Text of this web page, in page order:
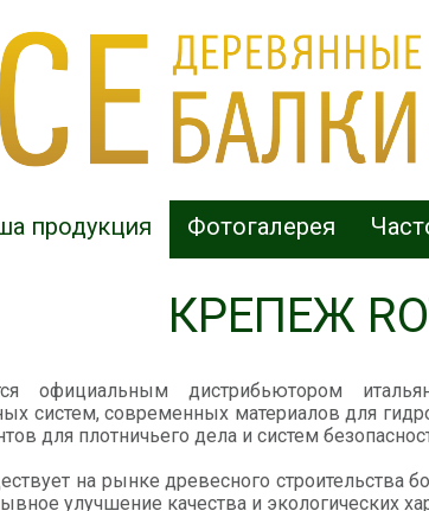
продукция Фотогалерея
КРЕПЕЖ
официальным дистрибьютором
систем, современных материалов для
для плотничьего дела и систем
на рынке древесного строительства
улучшение качества и экологических